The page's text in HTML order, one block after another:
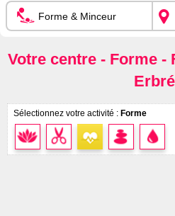
Votre centre - Forme -
Sélectionnez votre activité : Forme